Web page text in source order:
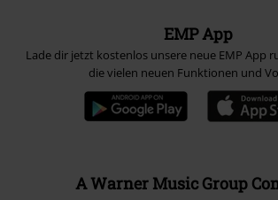
EMP App
Lade dir jetzt kostenlos unsere neue EMP App
die vielen neuen Funktionen und
A Warner Music Group